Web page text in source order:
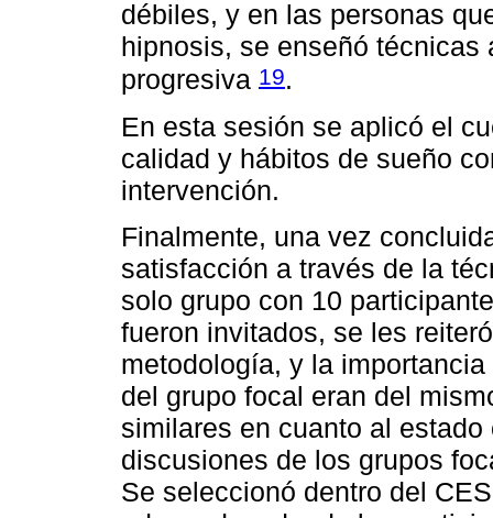
débiles, y en las personas
hipnosis, se enseñó
progresiva 19.
En esta sesión se aplicó el
calidad y hábitos de sueño
intervención.
Finalmente, una vez
satisfacción a través de la
solo grupo con 10
fueron invitados, se les
metodología, y la
del grupo focal eran del
similares en cuanto al
discusiones de los grupos
Se seleccionó dentro del